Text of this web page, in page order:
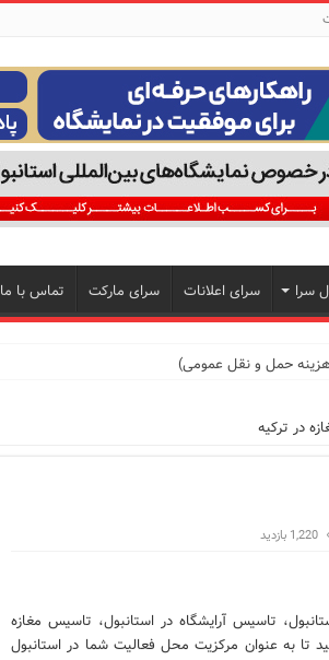
سرا سرای اعلانات سرای مارکت تماس با ما
هزینه حمل و نقل عمومی)
از خرید و سبک زندگی در بی‌اوغلو
در ترکیه
1,220 بازدید
تاسیس آرایشگاه در استانبول، تاسیس مغازه
تا به عنوان مرکزیت محل فعالیت شما در استانبول